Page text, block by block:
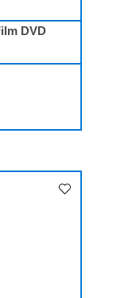
DVD